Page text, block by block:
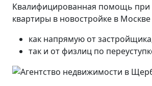
Квалифицированная помощь при
квартиры в новостройке в
как напрямую от
так и от физлиц по